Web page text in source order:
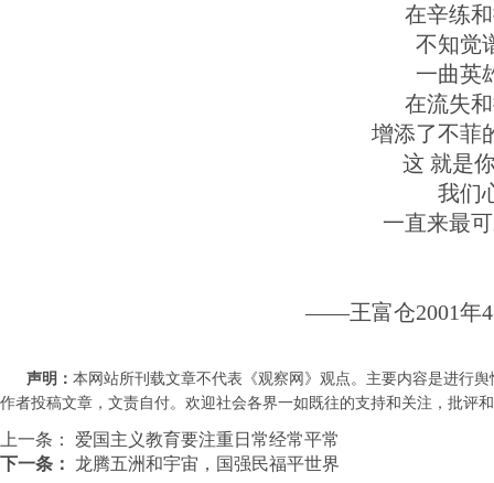
在辛练
不知觉
一曲英
在流失
增添了不菲
这 就是
我们
一直来最
——王富仓2001年4
声明： 本网站所刊载文章不代表《观察网》观点。主要内容是进行
作者投稿文章，文责自付。欢迎社会各界一如既往的支持和关注，批评和
上一条：
爱国主义教育要注重日常经常平常
下一条： 龙腾五洲和宇宙，国强民福平世界